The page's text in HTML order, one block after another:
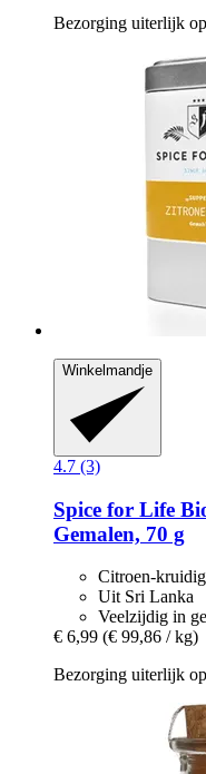
Bezorging uiterlijk
Winkelmandje
4.7 (3)
Spice for Life
Gemalen, 70 g
Citroen-
Uit Sri Lanka
Veelzijdig in
€ 6,99 (€ 99,86 / kg)
Bezorging uiterlijk